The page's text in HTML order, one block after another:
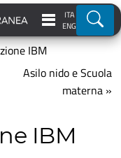
ITA
ENG
IBM
Asilo nido e Scuola
materna »
IBM